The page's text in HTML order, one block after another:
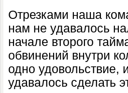
Отрезками наша
нам не удавалось
начале второго
обвинений внутри
одно
удавалось сделать